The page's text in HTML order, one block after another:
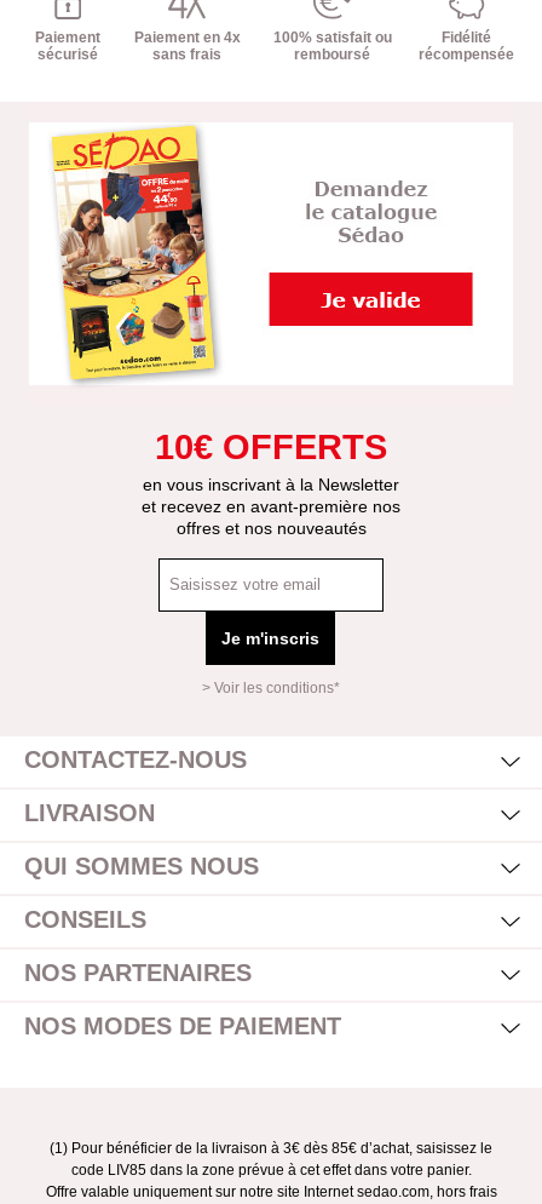
Paiement
sécurisé
Paiement en 4x
sans frais
100% satisfait ou
remboursé
Fidélité
récompensée
10€ OFFERTS
en vous inscrivant à la Newsletter
et recevez en avant-première nos
offres et nos nouveautés
Je m'inscris
> Voir les conditions*
CONTACTEZ-NOUS
LIVRAISON
QUI SOMMES NOUS
CONSEILS
NOS PARTENAIRES
NOS MODES DE PAIEMENT
(1) Pour bénéficier de la livraison à 3€ dès 85€ d’achat, saisissez le
code LIV85 dans la zone prévue à cet effet dans votre panier.
Offre valable uniquement sur notre site Internet sedao.com, hors frais